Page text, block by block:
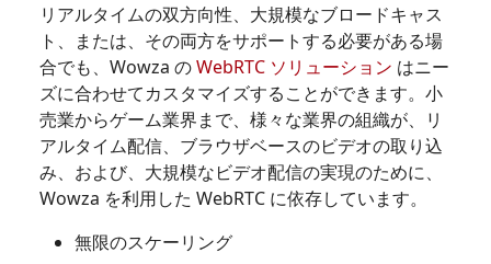
リアルタイムの双方向性、大規模なブロードキャス
ト、または、その両方をサポートする必要がある場
合でも、Wowza のWebRTC ソリューション はニー
ズに合わせてカスタマイズすることができます。小
売業からゲーム業界まで、様々な業界の組織が、リ
アルタイム配信、ブラウザベースのビデオの取り込
み、および、大規模なビデオ配信の実現のために、
Wowza を利用した WebRTC に依存しています。
無限のスケーリング